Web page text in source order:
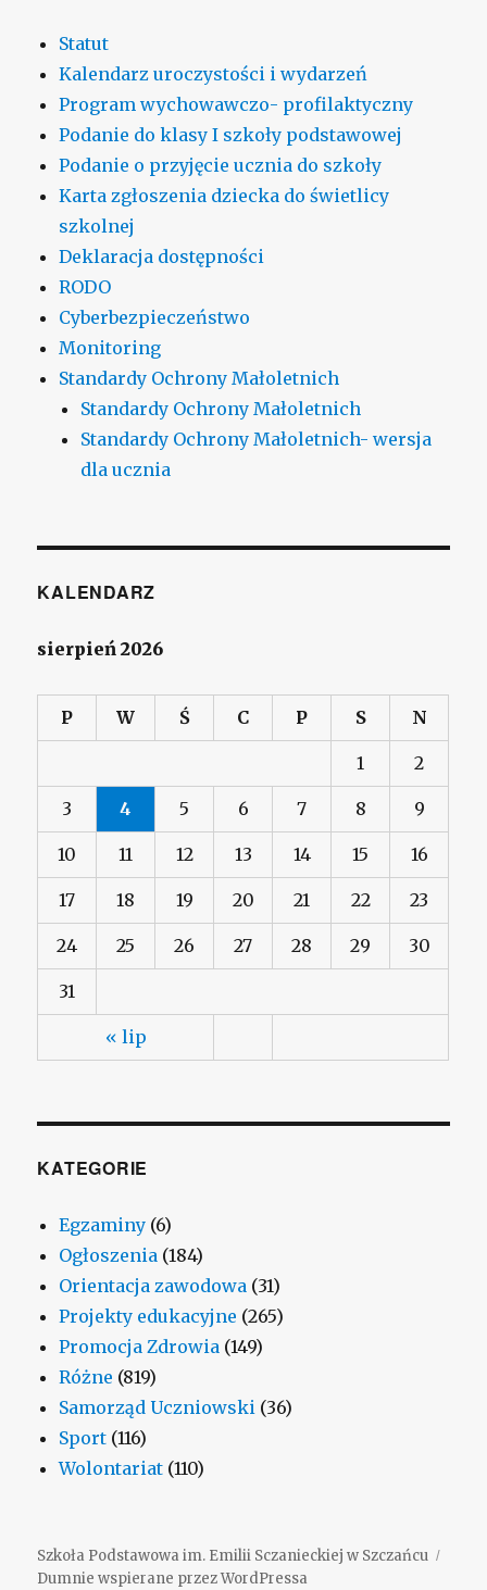
Statut
Kalendarz uroczystości i wydarzeń
Program wychowawczo- profilaktyczny
Podanie do klasy I szkoły podstawowej
Podanie o przyjęcie ucznia do szkoły
Karta zgłoszenia dziecka do świetlicy
szkolnej
Deklaracja dostępności
RODO
Cyberbezpieczeństwo
Monitoring
Standardy Ochrony Małoletnich
Standardy Ochrony Małoletnich
Standardy Ochrony Małoletnich- wersja
dla ucznia
KALENDARZ
sierpień 2026
P W Ś C P S N
« lip
1 2
3 4 5 6 7 8 9
10 11 12 13 14 15 16
17 18 19 20 21 22 23
24 25 26 27 28 29 30
31
KATEGORIE
Egzaminy (6)
Ogłoszenia (184)
Orientacja zawodowa (31)
Projekty edukacyjne (265)
Promocja Zdrowia (149)
Różne (819)
Samorząd Uczniowski (36)
Sport (116)
Wolontariat (110)
Szkoła Podstawowa im. Emilii Sczanieckiej w Szczańcu
Dumnie wspierane przez WordPressa